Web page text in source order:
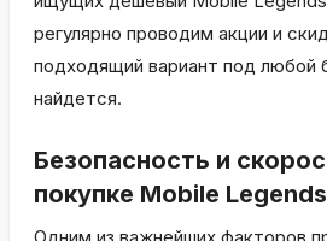
регулярно проводим акции и
подходящий вариант под любой
найдется.
Безопасность и
покупке Mobile